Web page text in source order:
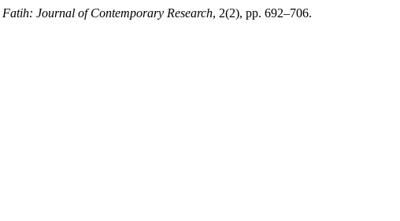
Fatih: Journal of Contemporary Research, 2(2), pp. 692–706.